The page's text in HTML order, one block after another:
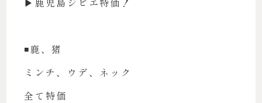
◾️鹿、猪
ミンチ、ウデ、ネック
全て特価